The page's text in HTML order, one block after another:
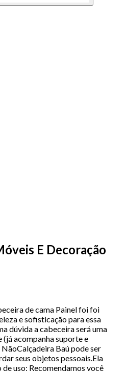
E Decoração
de cama Painel foi foi
e sofisticação para essa
dúvida a cabeceira será uma
acompanha suporte e
Baú pode ser
seus objetos pessoais.Ela
uso: Recomendamos você